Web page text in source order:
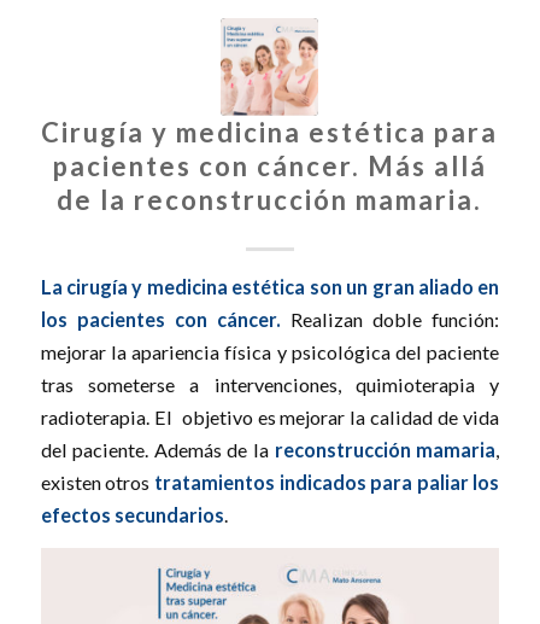
Cirugía y medicina estética para
pacientes con cáncer. Más allá
de la reconstrucción mamaria.
La cirugía y medicina estética son un gran aliado en
los pacientes con cáncer. Realizan doble función:
mejorar la apariencia física y psicológica del paciente
tras someterse a intervenciones, quimioterapia y
radioterapia. El objetivo es mejorar la calidad de vida
del paciente. Además de la reconstrucción mamaria,
existen otros tratamientos indicados para paliar los
efectos secundarios.